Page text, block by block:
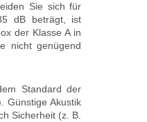
Sie sich für
dB beträgt, ist
der Klasse A in
nicht genügend
Standard der
Günstige Akustik
Sicherheit (z. B.